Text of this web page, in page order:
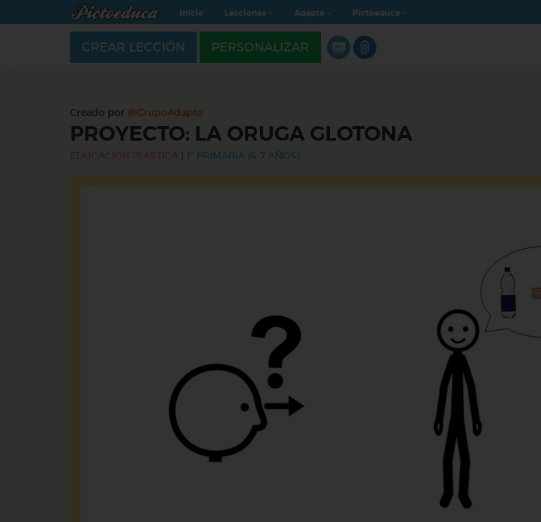
Inicio Lecciones Adapta Pictoeduca
CREAR LECCIÓN PERSONALIZAR
Creado por @GrupoAdapta
PROYECTO: LA ORUGA GLOTONA
EDUCACIÓN PLÁSTICA 1º PRIMARIA (6-7 AÑOS)